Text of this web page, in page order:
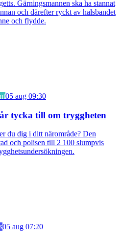
Gärningsmannen ska ha stannat
och därefter ryckt av halsbandet
och flydde.
05 aug 09:30
tycka till om tryggheten
du dig i ditt närområde? Den
och polisen till 2 100 slumpvis
05 aug 07:20